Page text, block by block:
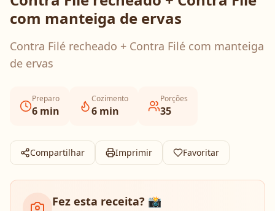
com manteiga de ervas
Contra Filé recheado + Contra Filé com manteiga
de ervas
Preparo
6 min
Cozimento
6 min
Porções
35
Compartilhar Imprimir Favoritar
Fez esta receita? 📸